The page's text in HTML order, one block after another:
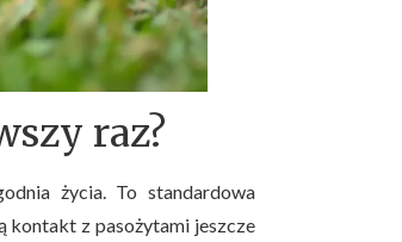
raz?
życia. To standardowa
kontakt z pasożytami jeszcze